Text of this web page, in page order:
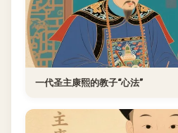
一代圣主康熙的教子“心法”